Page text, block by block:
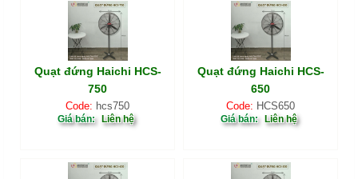
Quạt đứng Haichi HCS-
750
Code: hcs750
Giá bán: Liên hệ
Quạt đứng Haichi HCS-
650
Code: HCS650
Giá bán: Liên hệ